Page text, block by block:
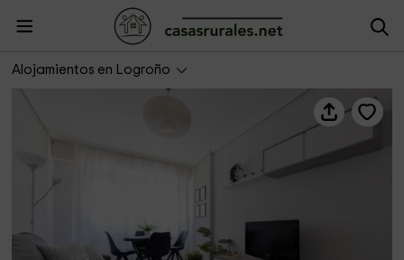
Alojamientos en Logroño
Apartamento Centro